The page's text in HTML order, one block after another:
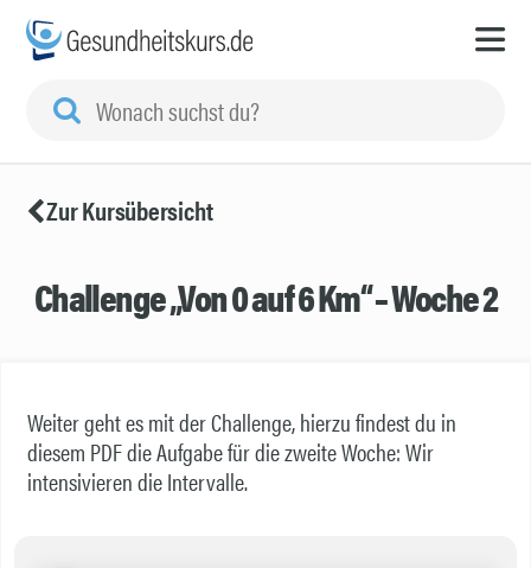
Zur Kursübersicht
Challenge „Von 0 auf 6 Km“ – Woche 2
Weiter geht es mit der Challenge, hierzu findest du in
diesem PDF die Aufgabe für die zweite Woche: Wir
intensivieren die Intervalle.